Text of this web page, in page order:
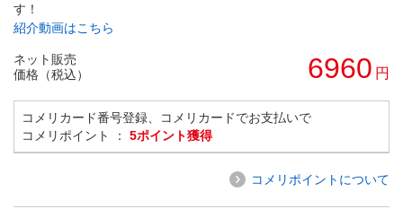
す！
紹介動画はこちら
ネット販売
価格（税込）
6960 円
コメリカード番号登録、コメリカードでお支払いで
コメリポイント ： 5ポイント獲得
コメリポイントについて